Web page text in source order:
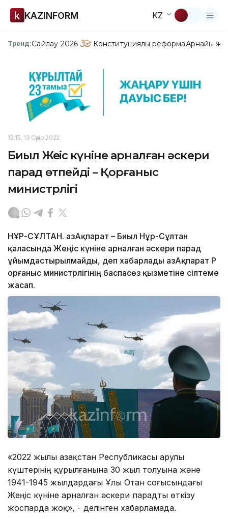
KAZINFORM KZ
Тренд:Сайлау-2026 Конституциялық реформаАрнайы
12:15, 13 Сәуір 2022
Биыл Жеңіс күніне арналған әскери
парад өтпейді – Қорғаныс
министрлігі
НҰР-СҰЛТАН. ҚазАқпарат – Биыл Нұр-Сұлтан
қаласында Жеңіс күніне арналған әскери парад
ұйымдастырылмайды, деп хабарлады ҚазАқпарат ҚР
Қорғаныс министрлігінің баспасөз қызметіне сілтеме
жасап.
«2022 жылы Қазақстан Республикасы Қарулы
күштерінің құрылғанына 30 жыл толуына және
1941-1945 жылдардағы Ұлы Отан соғысындағы
Жеңіс күніне арналған әскери парадты өткізу
жоспарда жоқ», - делінген хабарламада.